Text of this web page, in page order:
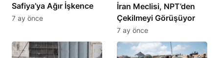
Safiya’ya Ağır İşkence
7 ay önce
İran Meclisi, NPT’den
Çekilmeyi Görüşüyor
7 ay önce